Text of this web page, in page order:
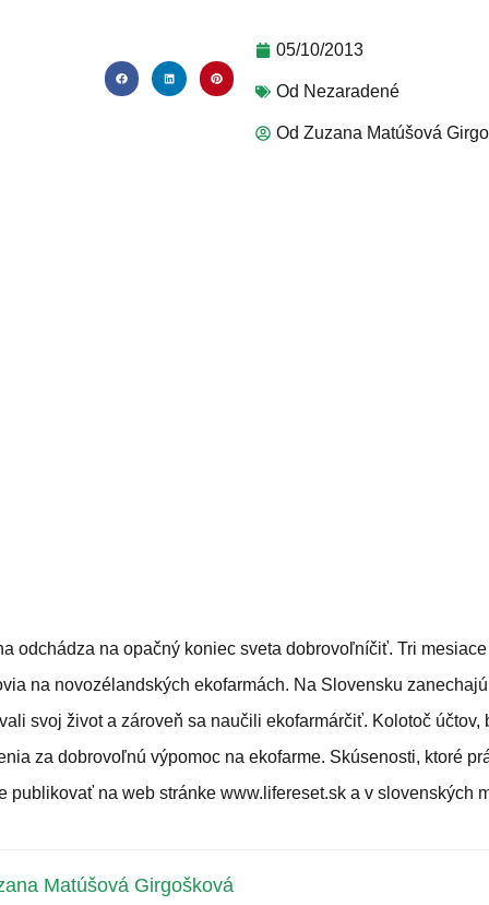
05/10/2013
Od Nezaradené
Od Zuzana Matúšová
odchádza na opačný koniec sveta dobrovoľníčiť. Tri
na novozélandských ekofarmách. Na Slovensku
svoj život a zároveň sa naučili ekofarmárčiť. Kolotoč účtov,
za dobrovoľnú výpomoc na ekofarme. Skúsenosti, ktoré
publikovať na web stránke www.lifereset.sk a v slovenských
Matúšová Girgošková